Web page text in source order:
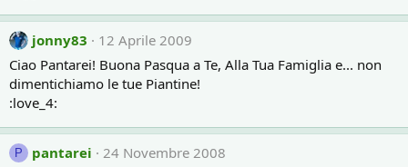
jonny83
12 Aprile 2009
Ciao Pantarei! Buona Pasqua a Te, Alla Tua Famiglia e... non
dimentichiamo le tue Piantine!
:love_4:
P pantarei
24 Novembre 2008